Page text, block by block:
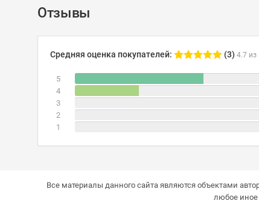
Отзывы
Средняя оценка покупателей: (3) 4.7 из
5
4
3
2
1
Все материалы данного сайта являются объектами
любое иное